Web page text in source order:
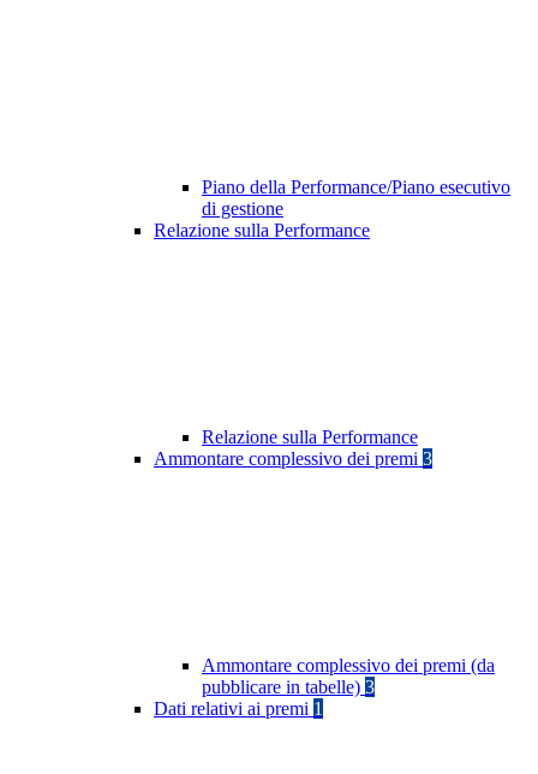
Piano della Performance/Piano esecutivo
di gestione
Relazione sulla Performance
Relazione sulla Performance
Ammontare complessivo dei premi 3
Ammontare complessivo dei premi (da
pubblicare in tabelle) 3
Dati relativi ai premi 1